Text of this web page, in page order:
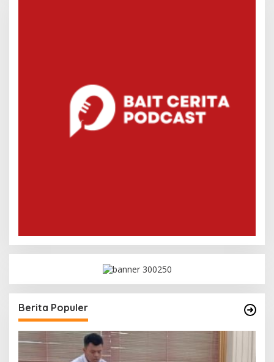
Berita Populer